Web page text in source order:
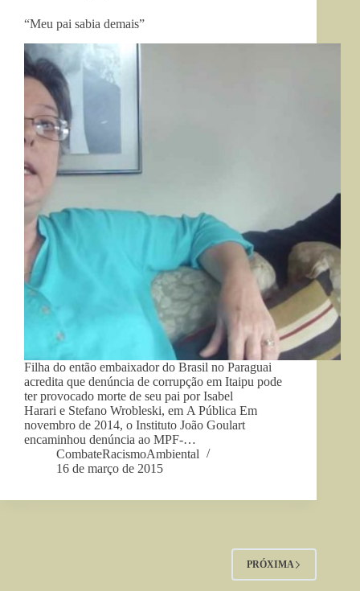
“Meu pai sabia demais”
Filha do então embaixador do Brasil no Paraguai
acredita que denúncia de corrupção em Itaipu pode
ter provocado morte de seu pai por Isabel
Harari e Stefano Wrobleski, em A Pública Em
novembro de 2014, o Instituto João Goulart
encaminhou denúncia ao MPF-…
CombateRacismoAmbiental
16 de março de 2015
PRÓXIMA